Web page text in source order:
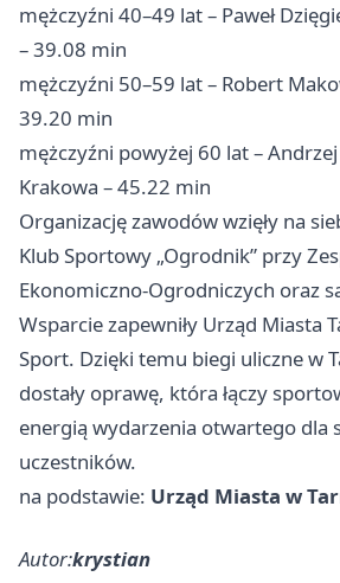
mężczyźni 40–49 lat – Paweł
– 39.08 min
mężczyźni 50–59 lat – Robert
39.20 min
mężczyźni powyżej 60 lat –
Krakowa – 45.22 min
Organizację zawodów wzięły na
Klub Sportowy „Ogrodnik” przy
Ekonomiczno-Ogrodniczych oraz
Wsparcie zapewniły Urząd Miasta
Sport. Dzięki temu biegi uliczne w
dostały oprawę, która łączy
energią wydarzenia otwartego dla
uczestników.
na podstawie: Urząd Miasta w
Autor:krystian